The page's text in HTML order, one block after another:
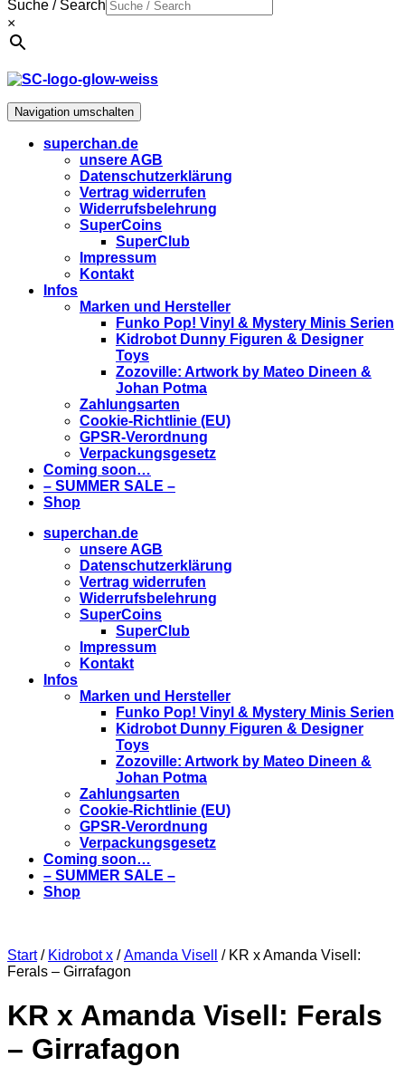
Suche / Search
×
Navigation umschalten
superchan.de
unsere AGB
Datenschutzerklärung
Vertrag widerrufen
Widerrufsbelehrung
SuperCoins
SuperClub
Impressum
Kontakt
Infos
Marken und Hersteller
Funko Pop! Vinyl & Mystery Minis Serien
Kidrobot Dunny Figuren & Designer
Toys
Zozoville: Artwork by Mateo Dineen &
Johan Potma
Zahlungsarten
Cookie-Richtlinie (EU)
GPSR-Verordnung
Verpackungsgesetz
Coming soon…
– SUMMER SALE –
Shop
superchan.de
unsere AGB
Datenschutzerklärung
Vertrag widerrufen
Widerrufsbelehrung
SuperCoins
SuperClub
Impressum
Kontakt
Infos
Marken und Hersteller
Funko Pop! Vinyl & Mystery Minis Serien
Kidrobot Dunny Figuren & Designer
Toys
Zozoville: Artwork by Mateo Dineen &
Johan Potma
Zahlungsarten
Cookie-Richtlinie (EU)
GPSR-Verordnung
Verpackungsgesetz
Coming soon…
– SUMMER SALE –
Shop
Start/ Kidrobot x /Amanda Visell
/ KR x Amanda Visell:
Ferals – Girrafagon
KR x Amanda Visell: Ferals
– Girrafagon